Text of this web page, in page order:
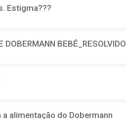
Estigma???
DOBERMANN BEBÉ_RESOLVIDO
alimentação do Dobermann